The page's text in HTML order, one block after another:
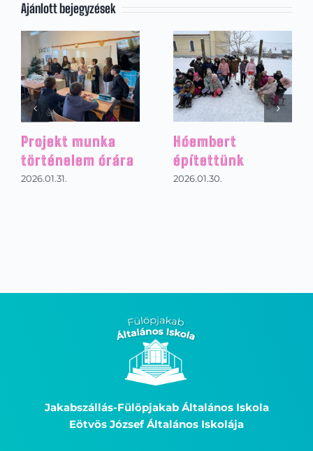
Ajánlott bejegyzések
Projekt munka
történelem órára
2026.01.31.
Hóembert
építettünk
2026.01.30.
Jakabszállás-Fülöpjakab Általános Iskola
Eötvös József Általános Iskolája